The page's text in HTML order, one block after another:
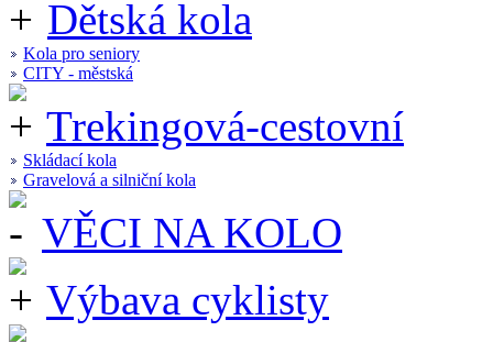
Dětská kola
Kola pro seniory
CITY - městská
Trekingová-cestovní
Skládací kola
Gravelová a silniční kola
VĚCI NA KOLO
Výbava cyklisty